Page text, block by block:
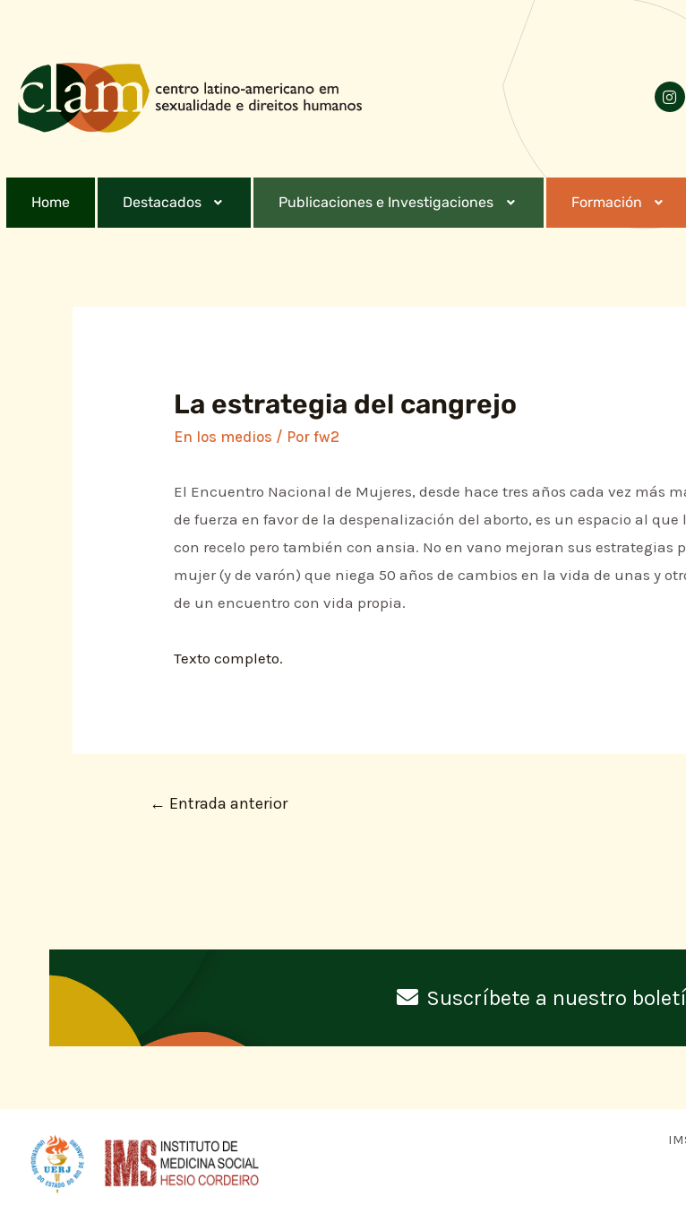
Home Destacados Publicaciones e Investigaciones Formación
La estrategia del cangrejo
En los medios / Porfw2
El Encuentro Nacional de Mujeres, desde hace tres años cada vez más
de fuerza en favor de la despenalización del aborto, es un espacio al
con recelo pero también con ansia. No en vano mejoran sus estrategias
mujer (y de varón) que niega 50 años de cambios en la vida de unas y
de un encuentro con vida propia.
Texto completo.
← Entrada anterior
Suscríbete a nuestro